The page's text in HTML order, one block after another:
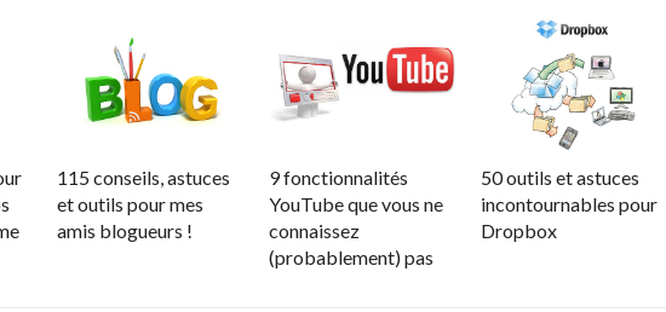
115 conseils, astuces
et outils pour mes
amis blogueurs !
9 fonctionnalités
YouTube que vous ne
connaissez
(probablement) pas
50 outils et astuces
incontournables pour
Dropbox